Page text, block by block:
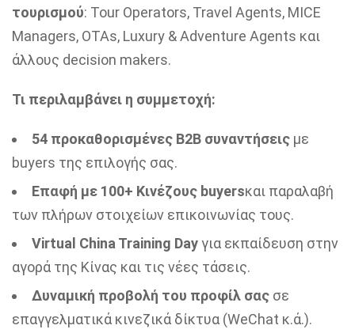
τουρισμού: Tour Operators, Travel Agents, MICE
Managers, OTAs, Luxury & Adventure Agents και
άλλους decision makers.
Τι περιλαμβάνει η συμμετοχή:
54 προκαθορισμένες B2B συναντήσεις με
buyers της επιλογής σας.
Επαφή με 100+ Κινέζους buyersκαι παραλαβή
των πλήρων στοιχείων επικοινωνίας τους.
Virtual China Training Dayγια εκπαίδευση στην
αγορά της Κίνας και τις νέες τάσεις.
Δυναμική προβολή του προφίλ σας σε
επαγγελματικά κινεζικά δίκτυα (WeChat κ.ά.).